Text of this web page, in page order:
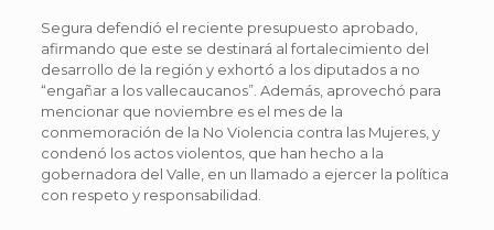
Segura defendió el reciente presupuesto aprobado,
afirmando que este se destinará al fortalecimiento del
desarrollo de la región y exhortó a los diputados a no
“engañar a los vallecaucanos”. Además, aprovechó para
mencionar que noviembre es el mes de la
conmemoración de la No Violencia contra las Mujeres, y
condenó los actos violentos, que han hecho a la
gobernadora del Valle, en un llamado a ejercer la política
con respeto y responsabilidad.